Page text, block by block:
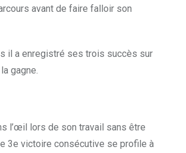
avant de faire falloir son
il a enregistré ses trois succès sur
gagne.
l’œil lors de son travail sans être
3e victoire consécutive se profile à